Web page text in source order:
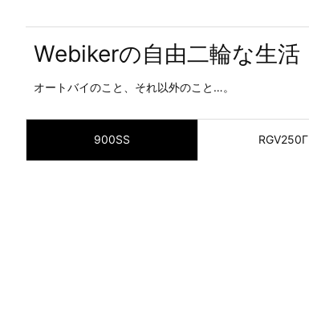
Webikerの自由二輪な生活
オートバイのこと、それ以外のこと…。
900SS RGV250Γ